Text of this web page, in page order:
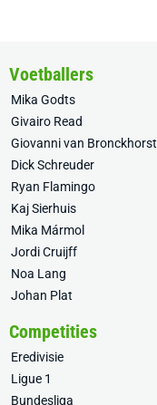
Voetballers
Mika Godts
Givairo Read
Giovanni van Bronckhorst
Dick Schreuder
Ryan Flamingo
Kaj Sierhuis
Mika Mármol
Jordi Cruijff
Noa Lang
Johan Plat
Competities
Eredivisie
Ligue 1
Bundesliga